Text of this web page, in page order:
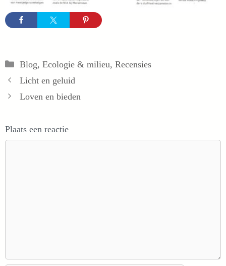
Categorieën
Blog, Ecologie & milieu, Recensies
Licht en geluid
Loven en bieden
Plaats een reactie